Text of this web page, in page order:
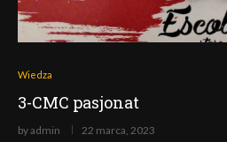
Wiedza
3-CMC pasjonat
byadmin 22 marca, 2023